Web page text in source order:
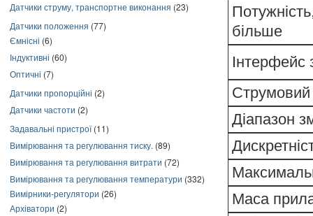
Датчики струму, транспортне виконання (23)
Датчики положення (77)
Ємнісні (6)
Індуктивні (60)
Оптичні (7)
Датчики пропорційні (2)
Датчики частоти (2)
Задавальні пристрої(11)
Вимірювання та регулювання тиску. (89)
Вимірювання та регулювання витрати (72)
Вимірювання та регулювання температури (332)
Вимірники-регулятори (26)
Архіватори (2)
більше
Інтерфейс
Струмовий
Діапазон
Маса